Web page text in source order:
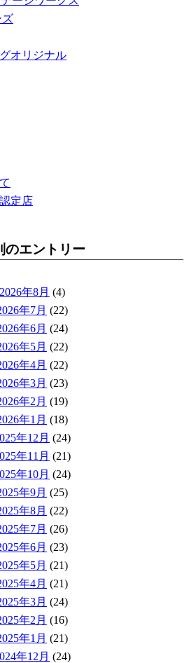
ズ
オリジナル
定店
のエントリー
2026年8月 (4)
年7月 (22)
年6月 (24)
年5月 (22)
年4月 (22)
年3月 (23)
年2月 (19)
年1月 (18)
年12月 (24)
年11月 (21)
年10月 (24)
年9月 (25)
年8月 (22)
年7月 (26)
年6月 (23)
年5月 (21)
年4月 (21)
年3月 (24)
年2月 (16)
年1月 (21)
年12月 (24)